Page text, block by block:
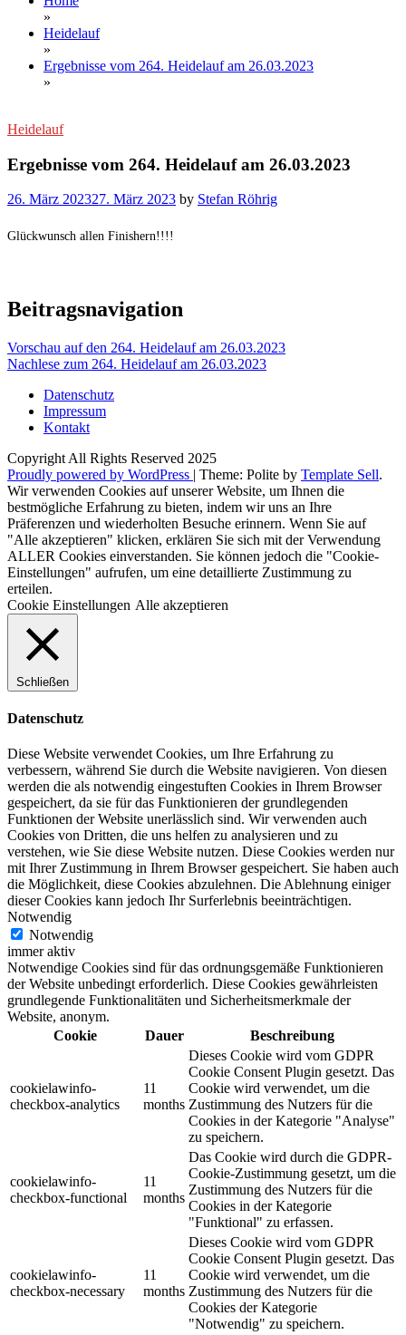
»
Heidelauf
»
Ergebnisse vom 264. Heidelauf am 26.03.2023
»
Heidelauf
Ergebnisse vom 264. Heidelauf am 26.03.2023
26. März 202327. März 2023 by Stefan Röhrig
Glückwunsch allen Finishern!!!!
Beitragsnavigation
Vorschau auf den 264. Heidelauf am 26.03.2023
Nachlese zum 264. Heidelauf am 26.03.2023
Datenschutz
Impressum
Kontakt
Copyright All Rights Reserved 2025
Proudly powered by WordPress | Theme: Polite by Template Sell.
Wir verwenden Cookies auf unserer Website, um Ihnen die
bestmögliche Erfahrung zu bieten, indem wir uns an Ihre
Präferenzen und wiederholten Besuche erinnern. Wenn Sie auf
"Alle akzeptieren" klicken, erklären Sie sich mit der Verwendung
ALLER Cookies einverstanden. Sie können jedoch die "Cookie-
Einstellungen" aufrufen, um eine detaillierte Zustimmung zu
erteilen.
Cookie Einstellungen Alle akzeptieren
Schließen
Datenschutz
Diese Website verwendet Cookies, um Ihre Erfahrung zu
verbessern, während Sie durch die Website navigieren. Von diesen
werden die als notwendig eingestuften Cookies in Ihrem Browser
gespeichert, da sie für das Funktionieren der grundlegenden
Funktionen der Website unerlässlich sind. Wir verwenden auch
Cookies von Dritten, die uns helfen zu analysieren und zu
verstehen, wie Sie diese Website nutzen. Diese Cookies werden nur
mit Ihrer Zustimmung in Ihrem Browser gespeichert. Sie haben auch
die Möglichkeit, diese Cookies abzulehnen. Die Ablehnung einiger
dieser Cookies kann jedoch Ihr Surferlebnis beeinträchtigen.
Notwendig
Notwendig
immer aktiv
Notwendige Cookies sind für das ordnungsgemäße Funktionieren
der Website unbedingt erforderlich. Diese Cookies gewährleisten
grundlegende Funktionalitäten und Sicherheitsmerkmale der
Website, anonym.
Cookie
Dauer Beschreibung
cookielawinfo-
checkbox-analytics
11
months
Dieses Cookie wird vom GDPR
Cookie Consent Plugin gesetzt. Das
Cookie wird verwendet, um die
Zustimmung des Nutzers für die
Cookies in der Kategorie "Analyse"
zu speichern.
cookielawinfo-
checkbox-functional
11
months
Das Cookie wird durch die GDPR-
Cookie-Zustimmung gesetzt, um die
Zustimmung des Nutzers für die
Cookies in der Kategorie
"Funktional" zu erfassen.
cookielawinfo-
checkbox-necessary
11
months
Dieses Cookie wird vom GDPR
Cookie Consent Plugin gesetzt. Das
Cookie wird verwendet, um die
Zustimmung des Nutzers für die
Cookies der Kategorie
"Notwendig" zu speichern.